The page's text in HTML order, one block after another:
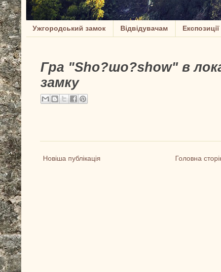
Ужгородський замок Відвідувачам Експозиції
Гра "Sho?шо?show" в
замку
Новіша публікація Головна